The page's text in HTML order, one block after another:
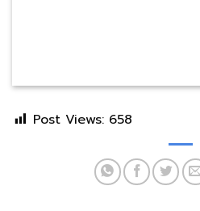
Post Views: 658